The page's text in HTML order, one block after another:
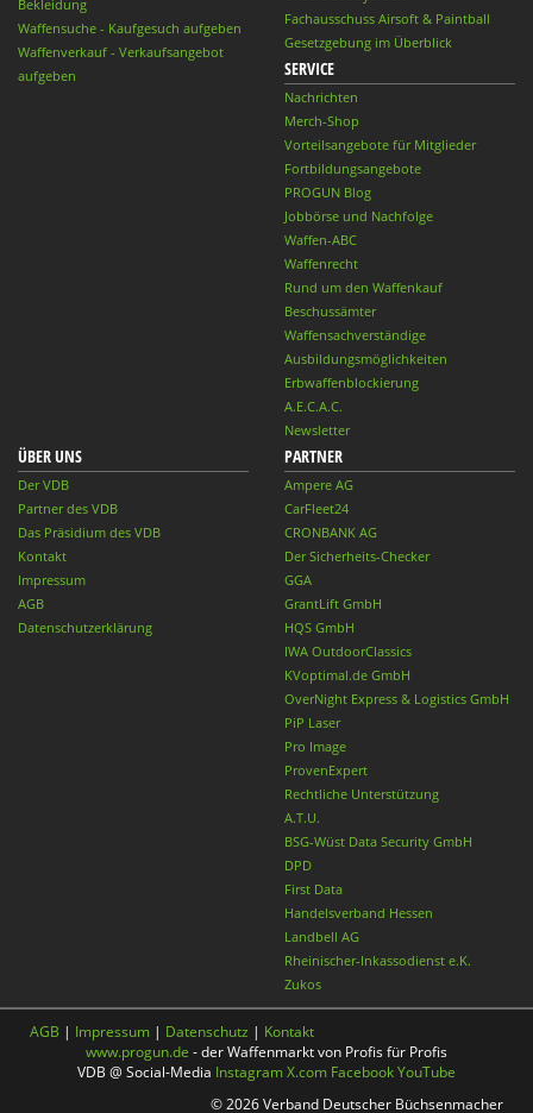
Bekleidung
Waffensuche - Kaufgesuch aufgeben
Waffenverkauf - Verkaufsangebot
aufgeben
Fachausschuss Airsoft & Paintball
Gesetzgebung im Überblick
SERVICE
Nachrichten
Merch-Shop
Vorteilsangebote für Mitglieder
Fortbildungsangebote
PROGUN Blog
Jobbörse und Nachfolge
Waffen-ABC
Waffenrecht
Rund um den Waffenkauf
Beschussämter
Waffensachverständige
Ausbildungsmöglichkeiten
Erbwaffenblockierung
A.E.C.A.C.
Newsletter
ÜBER UNS
Der VDB
Partner des VDB
Das Präsidium des VDB
Kontakt
Impressum
AGB
Datenschutzerklärung
PARTNER
Ampere AG
CarFleet24
CRONBANK AG
Der Sicherheits-Checker
GGA
GrantLift GmbH
HQS GmbH
IWA OutdoorClassics
KVoptimal.de GmbH
OverNight Express & Logistics GmbH
PiP Laser
Pro Image
ProvenExpert
Rechtliche Unterstützung
A.T.U.
BSG-Wüst Data Security GmbH
DPD
First Data
Handelsverband Hessen
Landbell AG
Rheinischer-Inkassodienst e.K.
Zukos
AGB | Impressum | Datenschutz | Kontakt
www.progun.de - der Waffenmarkt von Profis für Profis
VDB @ Social-Media InstagramX.com FacebookYouTube
© 2026 Verband Deutscher Büchsenmacher